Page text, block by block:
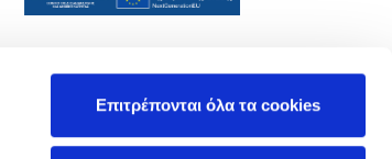
Επιτρέπονται όλα τα cookies